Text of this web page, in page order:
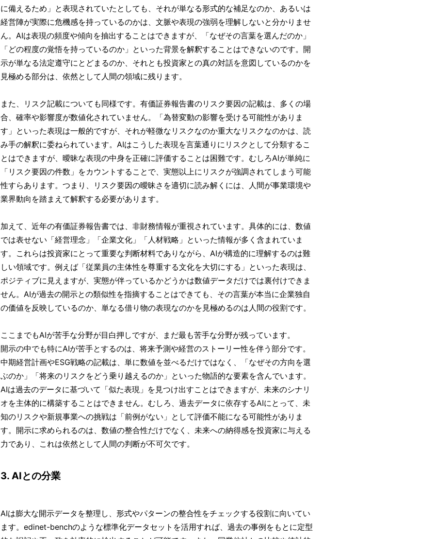
に備えるため」と表現されていたとしても、それが単なる形式的な補足なのか、あるいは
経営陣が実際に危機感を持っているのかは、文脈や表現の強弱を理解しないと分かりませ
ん。AIは表現の頻度や傾向を抽出することはできますが、「なぜその言葉を選んだのか」
「どの程度の覚悟を持っているのか」といった背景を解釈することはできないのです。開
示が単なる法定遵守にとどまるのか、それとも投資家との真の対話を意図しているのかを
見極める部分は、依然として人間の領域に残ります。
また、リスク記載についても同様です。有価証券報告書のリスク要因の記載は、多くの場
合、確率や影響度が数値化されていません。「為替変動の影響を受ける可能性がありま
す」といった表現は一般的ですが、それが軽微なリスクなのか重大なリスクなのかは、読
み手の解釈に委ねられています。AIはこうした表現を言葉通りにリスクとして分類するこ
とはできますが、曖昧な表現の中身を正確に評価することは困難です。むしろAIが単純に
「リスク要因の件数」をカウントすることで、実態以上にリスクが強調されてしまう可能
性すらあります。つまり、リスク要因の曖昧さを適切に読み解くには、人間が事業環境や
業界動向を踏まえて解釈する必要があります。
加えて、近年の有価証券報告書では、非財務情報が重視されています。具体的には、数値
では表せない「経営理念」「企業文化」「人材戦略」といった情報が多く含まれていま
す。これらは投資家にとって重要な判断材料でありながら、AIが構造的に理解するのは難
しい領域です。例えば「従業員の主体性を尊重する文化を大切にする」といった表現は、
ポジティブに見えますが、実態が伴っているかどうかは数値データだけでは裏付けできま
せん。AIが過去の開示との類似性を指摘することはできても、その言葉が本当に企業独自
の価値を反映しているのか、単なる借り物の表現なのかを見極めるのは人間の役割です。
ここまでもAIが苦手な分野が目白押しですが、まだ最も苦手な分野が残っています。
開示の中でも特にAIが苦手とするのは、将来予測や経営のストーリー性を伴う部分です。
中期経営計画やESG戦略の記載は、単に数値を並べるだけではなく、「なぜその方向を選
ぶのか」「将来のリスクをどう乗り越えるのか」といった物語的な要素を含んでいます。
AIは過去のデータに基づいて「似た表現」を見つけ出すことはできますが、未来のシナリ
オを主体的に構築することはできません。むしろ、過去データに依存するAIにとって、未
知のリスクや新規事業への挑戦は「前例がない」として評価不能になる可能性がありま
す。開示に求められるのは、数値の整合性だけでなく、未来への納得感を投資家に与える
力であり、これは依然として人間の判断が不可欠です。
3. AIとの分業
AIは膨大な開示データを整理し、形式やパターンの整合性をチェックする役割に向いてい
ます。edinet-benchのような標準化データセットを活用すれば、過去の事例をもとに定型